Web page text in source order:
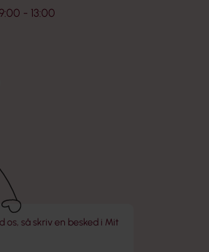
- 13:00
X
os på Instagram
os, så skriv en besked i Mit